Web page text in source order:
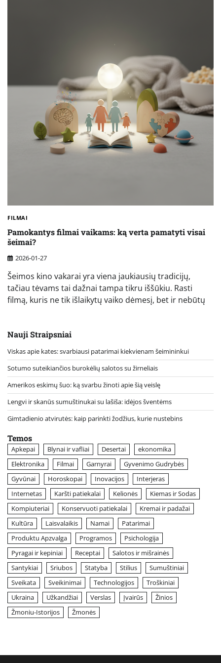
FILMAI
Pamokantys filmai vaikams: ką verta pamatyti visai
šeimai?
2026-01-27
Šeimos kino vakarai yra viena jaukiausių tradicijų,
tačiau tėvams tai dažnai tampa tikru iššūkiu. Rasti
filmą, kuris ne tik išlaikytų vaiko dėmesį, bet ir nebūtų
Nauji Straipsniai
Viskas apie kates: svarbiausi patarimai kiekvienam šeimininkui
Sotumo suteikiančios burokėlių salotos su žirneliais
Amerikos eskimų šuo: ką svarbu žinoti apie šią veislę
Lengvi ir skanūs sumuštinukai su lašiša: idėjos šventėms
Gimtadienio atvirutės: kaip parinkti žodžius, kurie nustebins
Temos
Apkepai Blynai ir vafliai Desertai
ekonomika
Elektronika
Filmai Garnyrai
Gyvenimo Gudrybės
Gyvūnai
Horoskopai Inovacijos
Interjeras
Internetas
Karšti patiekalai Kelionės
Kiemas ir Sodas
Kompiuteriai
Konservuoti patiekalai
Kremai ir padažai
Kultūra
Laisvalaikis Namai
Patarimai
Produktu Apzvalga
Programos
Psichologija
Pyragai ir kepiniai
Receptai
Salotos ir mišrainės
Santykiai
Sriubos Statyba Stilius
Sumuštiniai
Sveikata
Sveikinimai Technologijos
Troškiniai
Ukraina
Užkandžiai Verslas Įvairūs
Žinios
Žmoniu-Istorijos
Žmonės